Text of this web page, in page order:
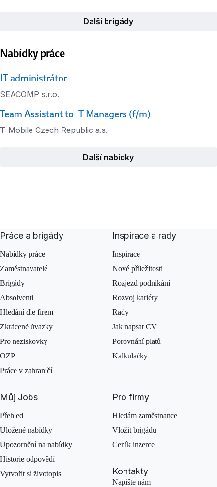
Další brigády
Nabídky práce
IT administrátor
SEACOMP s.r.o.
Team Assistant to IT Managers (f/m)
T-Mobile Czech Republic a.s.
Další nabídky
Práce a brigády
Nabídky práce
Zaměstnavatelé
Brigády
Absolventi
Hledání dle firem
Zkrácené úvazky
Pro neziskovky
OZP
Práce v zahraničí
Inspirace a rady
Inspirace
Nové příležitosti
Rozjezd podnikání
Rozvoj kariéry
Rady
Jak napsat CV
Porovnání platů
Kalkulačky
Můj Jobs
Přehled
Uložené nabídky
Upozornění na nabídky
Historie odpovědí
Vytvořit si životopis
Pro firmy
Hledám zaměstnance
Vložit brigádu
Ceník inzerce
Kontakty
Napište nám